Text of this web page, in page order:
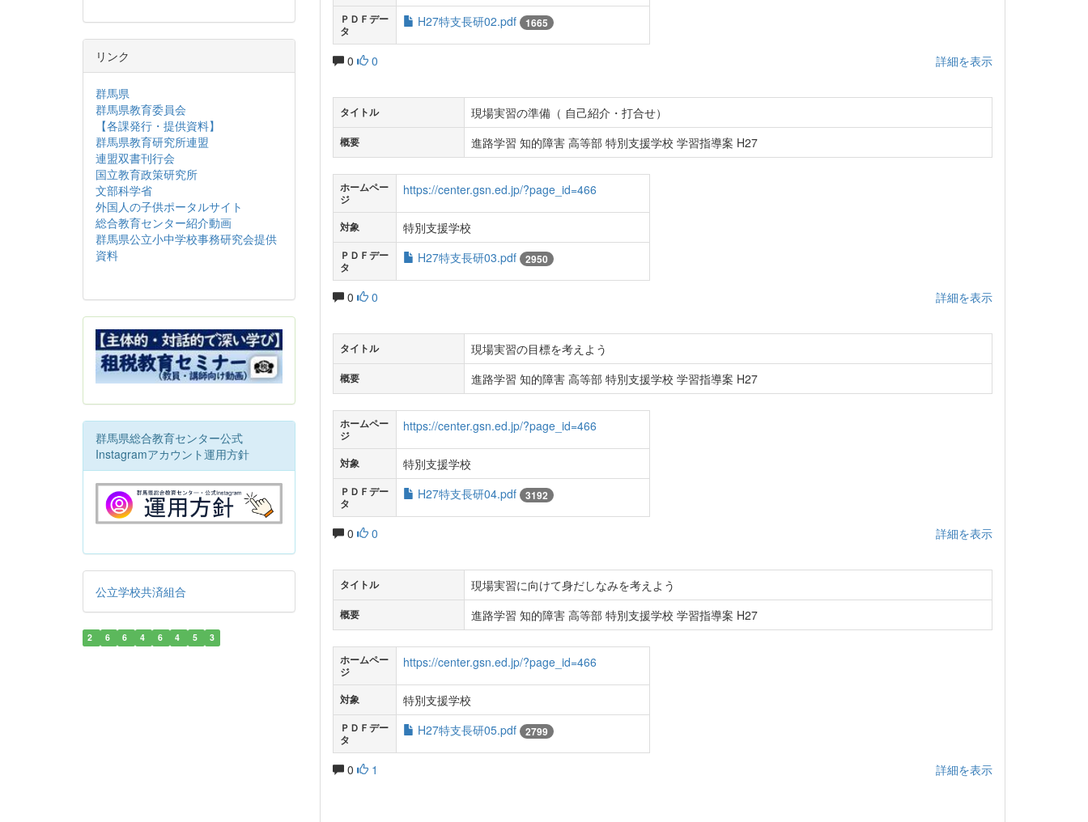
ＰＤＦデー
タ
H27特支長研02.pdf 1665
0 0 詳細を表示
タイトル 現場実習の準備（ 自己紹介・打合せ）
概要 進路学習 知的障害 高等部 特別支援学校 学習指導案 H27
ホームペー
ジ
https://center.gsn.ed.jp/?page_id=466
対象 特別支援学校
ＰＤＦデー
タ
H27特支長研03.pdf 2950
0 0 詳細を表示
タイトル 現場実習の目標を考えよう
概要 進路学習 知的障害 高等部 特別支援学校 学習指導案 H27
ホームペー
ジ
https://center.gsn.ed.jp/?page_id=466
対象 特別支援学校
ＰＤＦデー
タ
H27特支長研04.pdf 3192
0 0 詳細を表示
タイトル 現場実習に向けて身だしなみを考えよう
概要 進路学習 知的障害 高等部 特別支援学校 学習指導案 H27
ホームペー
ジ
https://center.gsn.ed.jp/?page_id=466
対象 特別支援学校
ＰＤＦデー
タ
H27特支長研05.pdf 2799
0 1 詳細を表示
リンク
群馬県
群馬県教育委員会
【各課発行・提供資料】
群馬県教育研究所連盟
連盟双書刊行会
国立教育政策研究所
文部科学省
外国人の子供ポータルサイト
総合教育センター紹介動画
群馬県公立小中学校事務研究会提供
資料
群馬県総合教育センター公式
Instagramアカウント運用方針
公立学校共済組合
2 6 6 4 6 4 5 3